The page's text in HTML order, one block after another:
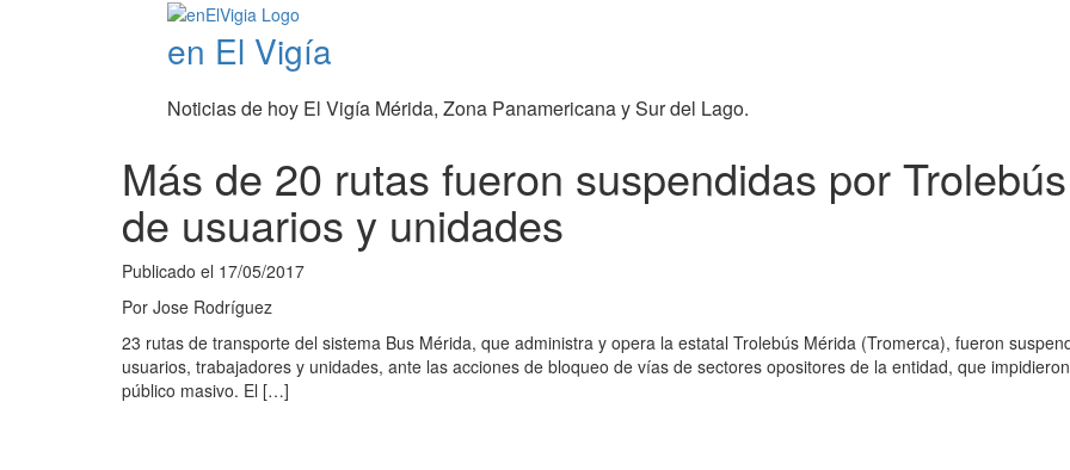
en El Vigía
Noticias de hoy El Vigía Mérida, Zona Panamericana y Sur del Lago.
Más de 20 rutas fueron suspendidas por
de usuarios y unidades
Publicado el 17/05/2017
Por Jose Rodríguez
23 rutas de transporte del sistema Bus Mérida, que administra y opera la estatal Trolebús Mérida (Tromerca), fueron
usuarios, trabajadores y unidades, ante las acciones de bloqueo de vías de sectores opositores de la entidad, que
público masivo. El […]